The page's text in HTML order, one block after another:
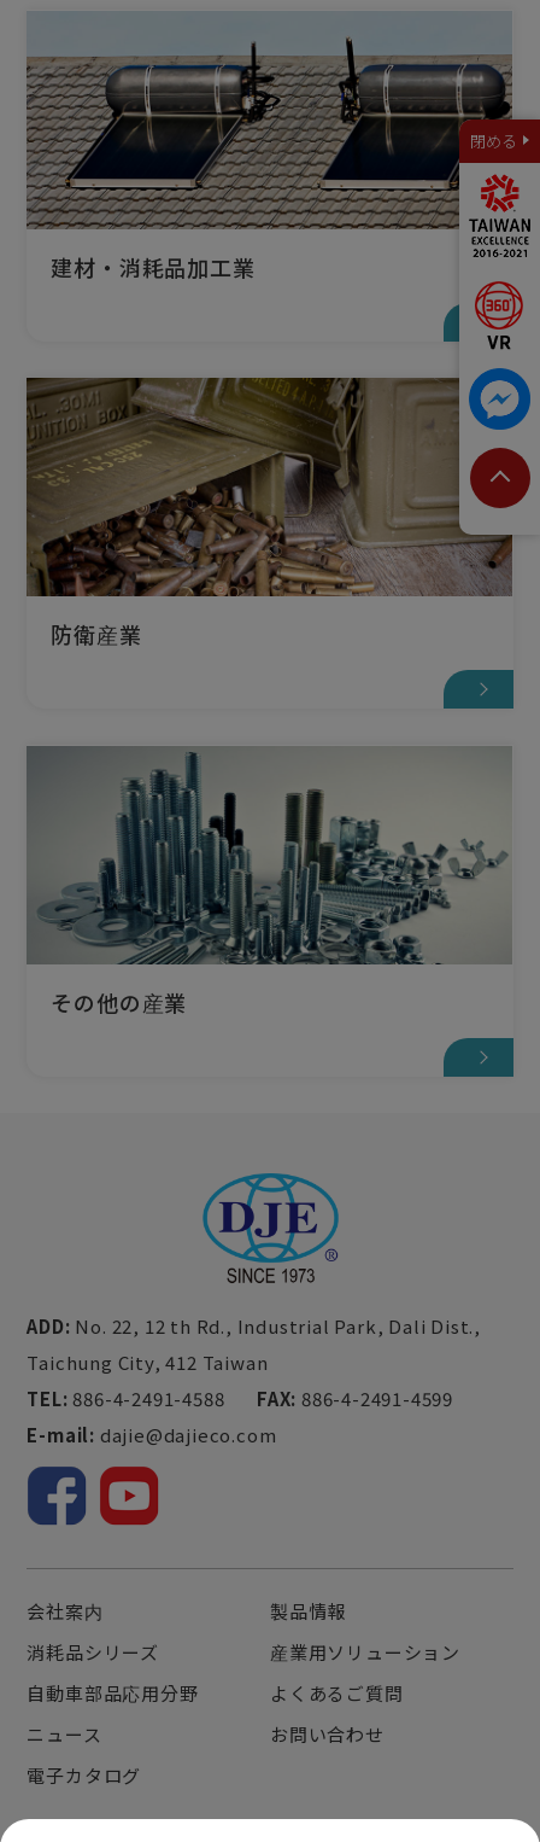
建材・消耗品加工業
防衛産業
その他の産業
ADD: No. 22, 12 th Rd., Industrial Park, Dali Dist.,
Taichung City, 412 Taiwan
TEL: 886-4-2491-4588 FAX: 886-4-2491-4599
E-mail: dajie@dajieco.com
会社案内
製品情報
消耗品シリーズ
産業用ソリューション
自動車部品応用分野
よくあるご質問
ニュース
お問い合わせ
電子カタログ
閉める